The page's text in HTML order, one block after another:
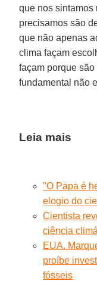
que nos sintamos
precisamos são
que não apenas
clima façam
façam porque
fundamental não
Leia mais
"O Papa é
elogio do
Cientista
ciência
EUA.
proíbe
fósseis